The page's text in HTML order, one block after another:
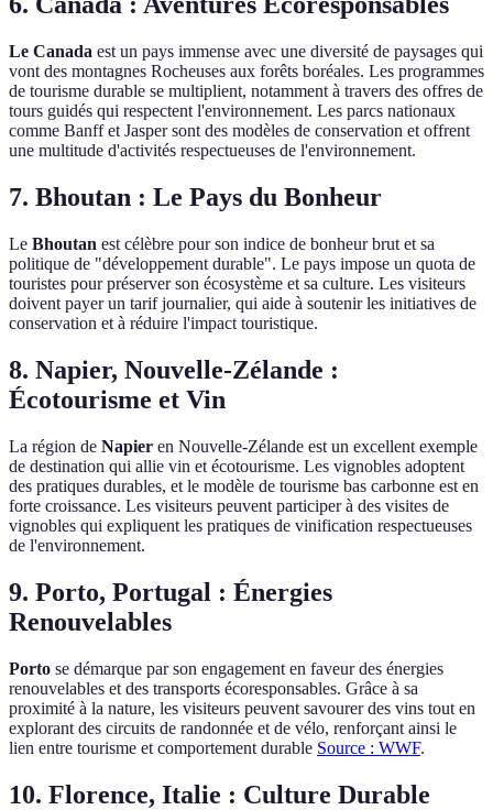
Le Canada est un pays immense avec une diversité de paysages qui
vont des montagnes Rocheuses aux forêts boréales. Les programmes
de tourisme durable se multiplient, notamment à travers des offres de
tours guidés qui respectent l'environnement. Les parcs nationaux
comme Banff et Jasper sont des modèles de conservation et offrent
une multitude d'activités respectueuses de l'environnement.
7. Bhoutan : Le Pays du Bonheur
Le Bhoutan est célèbre pour son indice de bonheur brut et sa
politique de "développement durable". Le pays impose un quota de
touristes pour préserver son écosystème et sa culture. Les visiteurs
doivent payer un tarif journalier, qui aide à soutenir les initiatives de
conservation et à réduire l'impact touristique.
8. Napier, Nouvelle-Zélande :
Écotourisme et Vin
La région de Napier en Nouvelle-Zélande est un excellent exemple
de destination qui allie vin et écotourisme. Les vignobles adoptent
des pratiques durables, et le modèle de tourisme bas carbonne est en
forte croissance. Les visiteurs peuvent participer à des visites de
vignobles qui expliquent les pratiques de vinification respectueuses
de l'environnement.
9. Porto, Portugal : Énergies
Renouvelables
Porto se démarque par son engagement en faveur des énergies
renouvelables et des transports écoresponsables. Grâce à sa
proximité à la nature, les visiteurs peuvent savourer des vins tout en
explorant des circuits de randonnée et de vélo, renforçant ainsi le
lien entre tourisme et comportement durable Source : WWF.
10. Florence, Italie : Culture Durable